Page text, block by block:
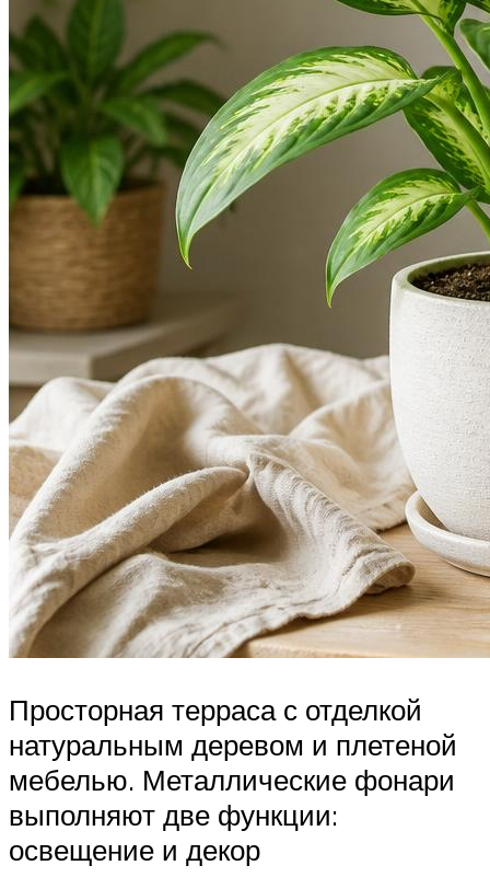
Просторная терраса с отделкой
натуральным деревом и плетеной
мебелью. Металлические фонари
выполняют две функции:
освещение и декор